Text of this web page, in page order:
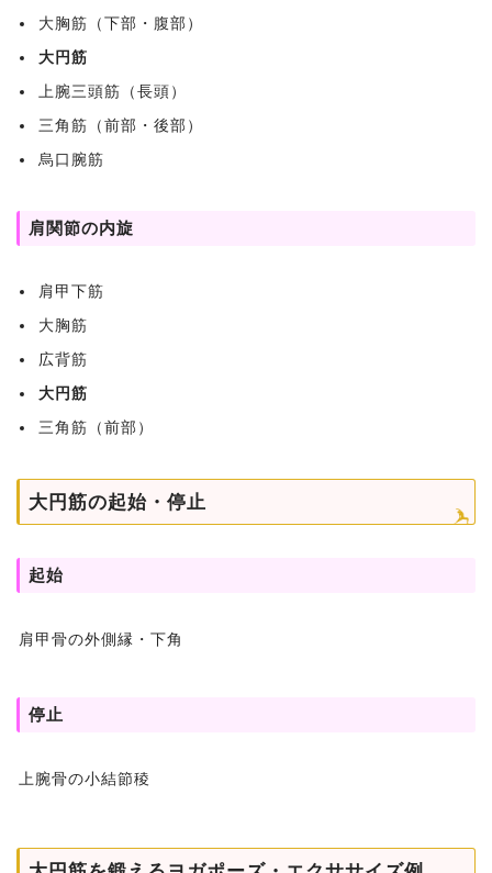
大胸筋（下部・腹部）
大円筋
上腕三頭筋（長頭）
三角筋（前部・後部）
烏口腕筋
肩関節の内旋
肩甲下筋
大胸筋
広背筋
大円筋
三角筋（前部）
大円筋の起始・停止
起始
肩甲骨の外側縁・下角
停止
上腕骨の小結節稜